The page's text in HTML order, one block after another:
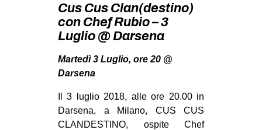
MSM
STUDENTI TSUNAMI
ZAM
MOBILITAZIONI
SPAZI
Cus Cus Clan(destino)
con Chef Rubio – 3
Luglio @ Darsena
Martedì 3 Luglio, ore 20 @
Darsena
Il 3 luglio 2018, alle ore 20.00 in
Darsena, a Milano, CUS CUS
CLANDESTINO, ospite Chef